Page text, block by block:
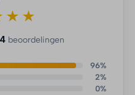
beoordelingen
96%
2%
0%